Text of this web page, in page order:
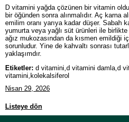
D vitamini yağda çözünen bir vitamin
bir öğünden sonra alınmalıdır. Aç karna
emilim oranı yarıya kadar düşer. Sabah
yumurta veya yağlı süt ürünleri ile
ağız mukozasından da kısmen emildiği
sorunludur. Yine de kahvaltı sonrası
yaklaşımdır.
Etiketler: d vitamini,d vitamini damla,d
vitamini,kolekalsiferol
Nisan 29, 2026
Listeye dön